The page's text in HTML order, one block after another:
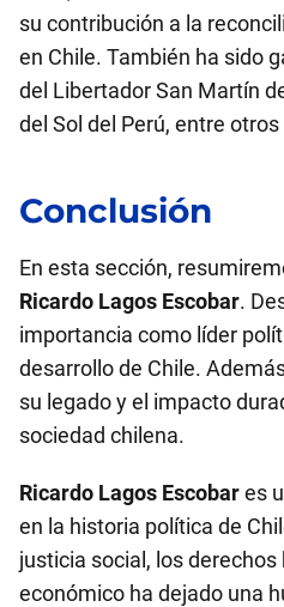
su contribución a la
en Chile. También ha sido
del Libertador San Martín
del Sol del Perú, entre
Conclusión
En esta sección,
Ricardo Lagos Escobar.
importancia como líder
desarrollo de Chile.
su legado y el impacto
sociedad chilena.
Ricardo Lagos Escobares
en la historia política de
justicia social, los
económico ha dejado una